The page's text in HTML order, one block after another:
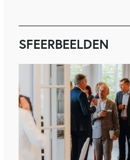
SFEERBEELDEN